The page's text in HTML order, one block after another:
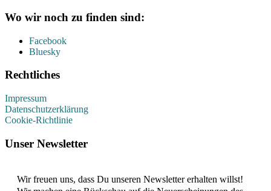
Wo wir noch zu finden sind:
Facebook
Bluesky
Rechtliches
Impressum
Datenschutzerklärung
Cookie-Richtlinie
Unser Newsletter
Wir freuen uns, dass Du unseren Newsletter erhalten willst!